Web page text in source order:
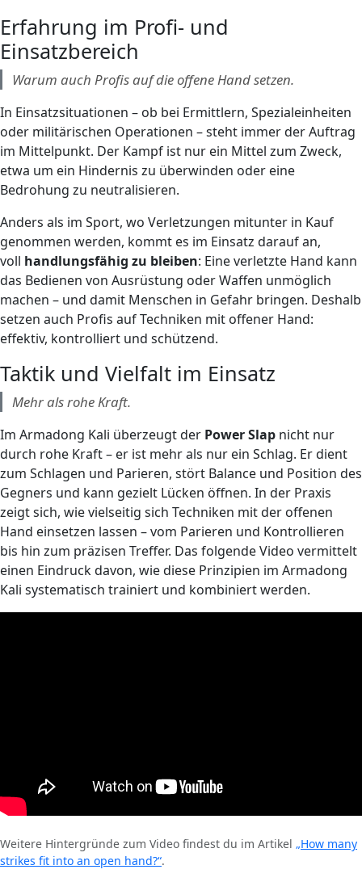
Erfahrung im Profi- und
Einsatzbereich
Warum auch Profis auf die offene Hand setzen.
In Einsatzsituationen – ob bei Ermittlern, Spezialeinheiten
oder militärischen Operationen – steht immer der Auftrag
im Mittelpunkt. Der Kampf ist nur ein Mittel zum Zweck,
etwa um ein Hindernis zu überwinden oder eine
Bedrohung zu neutralisieren.
Anders als im Sport, wo Verletzungen mitunter in Kauf
genommen werden, kommt es im Einsatz darauf an,
voll handlungsfähig zu bleiben: Eine verletzte Hand kann
das Bedienen von Ausrüstung oder Waffen unmöglich
machen – und damit Menschen in Gefahr bringen. Deshalb
setzen auch Profis auf Techniken mit offener Hand:
effektiv, kontrolliert und schützend.
Taktik und Vielfalt im Einsatz
Mehr als rohe Kraft.
Im Armadong Kali überzeugt der Power Slap nicht nur
durch rohe Kraft – er ist mehr als nur ein Schlag. Er dient
zum Schlagen und Parieren, stört Balance und Position des
Gegners und kann gezielt Lücken öffnen. In der Praxis
zeigt sich, wie vielseitig sich Techniken mit der offenen
Hand einsetzen lassen – vom Parieren und Kontrollieren
bis hin zum präzisen Treffer. Das folgende Video vermittelt
einen Eindruck davon, wie diese Prinzipien im Armadong
Kali systematisch trainiert und kombiniert werden.
Weitere Hintergründe zum Video findest du im Artikel „How many
strikes fit into an open hand?“.